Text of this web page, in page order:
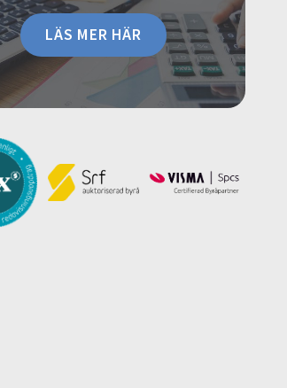
LÄS MER HÄR